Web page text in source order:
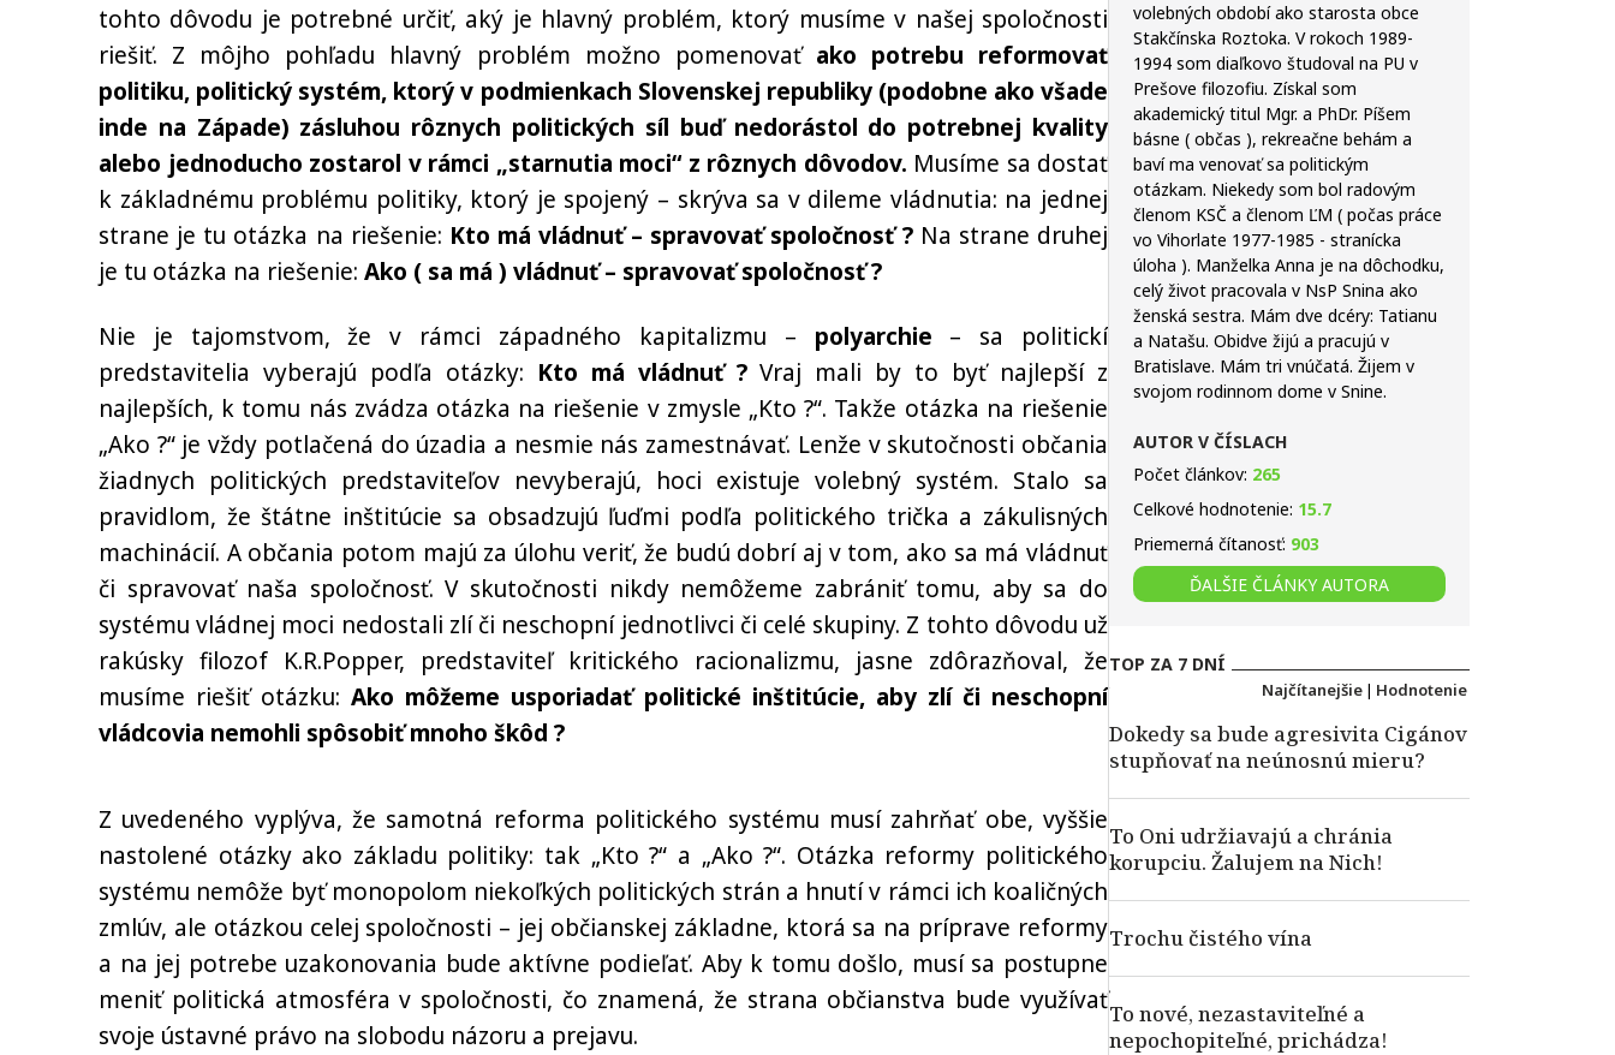
tohto dôvodu je potrebné určiť, aký je hlavný problém, ktorý musíme v našej spoločnosti
riešiť. Z môjho pohľadu hlavný problém možno pomenovať ako potrebu reformovať
politiku, politický systém, ktorý v podmienkach Slovenskej republiky (podobne ako všade
inde na Západe) zásluhou rôznych politických síl buď nedorástol do potrebnej kvality
alebo jednoducho zostarol v rámci „starnutia moci“ z rôznych dôvodov. Musíme sa dostať
k základnému problému politiky, ktorý je spojený – skrýva sa v dileme vládnutia: na jednej
strane je tu otázka na riešenie: Kto má vládnuť – spravovať spoločnosť? Na strane druhej
je tu otázka na riešenie: Ako ( sa má ) vládnuť – spravovať spoločnosť?
Nie je tajomstvom, že v rámci západného kapitalizmu – polyarchie – sa politickí
predstavitelia vyberajú podľa otázky: Kto má vládnuť ?Vraj mali by to byť najlepší z
najlepších, k tomu nás zvádza otázka na riešenie v zmysle „Kto ?“. Takže otázka na riešenie
„Ako ?“ je vždy potlačená do úzadia a nesmie nás zamestnávať. Lenže v skutočnosti občania
žiadnych politických predstaviteľov nevyberajú, hoci existuje volebný systém. Stalo sa
pravidlom, že štátne inštitúcie sa obsadzujú ľuďmi podľa politického trička a zákulisných
machinácií. A občania potom majú za úlohu veriť, že budú dobrí aj v tom, ako sa má vládnuť
či spravovať naša spoločnosť. V skutočnosti nikdy nemôžeme zabrániť tomu, aby sa do
systému vládnej moci nedostali zlí či neschopní jednotlivci či celé skupiny. Z tohto dôvodu už
rakúsky filozof K.R.Popper, predstaviteľ kritického racionalizmu, jasne zdôrazňoval, že
musíme riešiť otázku: Ako môžeme usporiadať politické inštitúcie, aby zlí či neschopní
vládcovia nemohli spôsobiť mnoho škôd ?
Z uvedeného vyplýva, že samotná reforma politického systému musí zahrňať obe, vyššie
nastolené otázky ako základu politiky: tak „Kto ?“ a „Ako ?“. Otázka reformy politického
systému nemôže byť monopolom niekoľkých politických strán a hnutí v rámci ich koaličných
zmlúv, ale otázkou celej spoločnosti – jej občianskej základne, ktorá sa na príprave reformy
a na jej potrebe uzakonovania bude aktívne podieľať. Aby k tomu došlo, musí sa postupne
meniť politická atmosféra v spoločnosti, čo znamená, že strana občianstva bude využívať
svoje ústavné právo na slobodu názoru a prejavu.
volebných období ako starosta obce
Stakčínska Roztoka. V rokoch 1989-
1994 som diaľkovo študoval na PU v
Prešove filozofiu. Získal som
akademický titul Mgr. a PhDr. Píšem
básne ( občas ), rekreačne behám a
baví ma venovať sa politickým
otázkam. Niekedy som bol radovým
členom KSČ a členom ĽM ( počas práce
vo Vihorlate 1977-1985 - stranícka
úloha ). Manželka Anna je na dôchodku,
celý život pracovala v NsP Snina ako
ženská sestra. Mám dve dcéry: Tatianu
a Natašu. Obidve žijú a pracujú v
Bratislave. Mám tri vnúčatá. Žijem v
svojom rodinnom dome v Snine.
AUTOR V ČÍSLACH
Počet článkov: 265
Celkové hodnotenie: 15.7
Priemerná čítanosť: 903
ĎALŠIE ČLÁNKY AUTORA
TOP ZA 7 DNÍ
Najčítanejšie | Hodnotenie
Dokedy sa bude agresivita Cigánov
stupňovať na neúnosnú mieru?
To Oni udržiavajú a chránia
korupciu. Žalujem na Nich!
Trochu čistého vína
To nové, nezastaviteľné a
nepochopiteľné, prichádza!